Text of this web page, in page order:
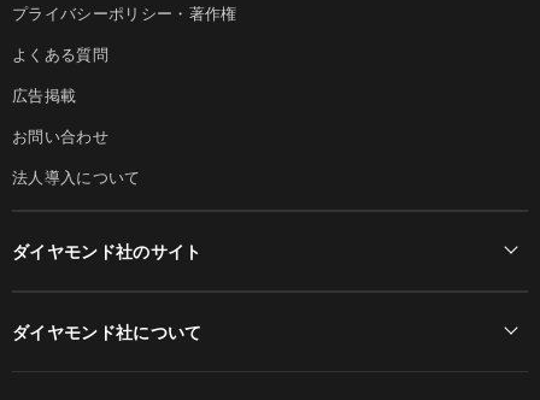
プライバシーポリシー・著作権
よくある質問
広告掲載
お問い合わせ
法人導入について
ダイヤモンド社のサイト
ダイヤモンド社について